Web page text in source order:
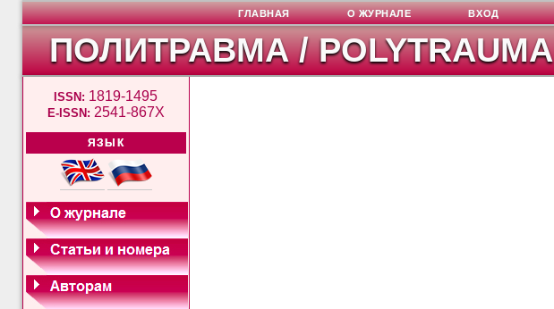
ПОЛИТРАВМА / POLYTRAUMA
ISSN: 1819-1495
E-ISSN: 2541-867X
ЯЗЫК
ГЛАВНАЯ О ЖУРНАЛЕ ВХОД